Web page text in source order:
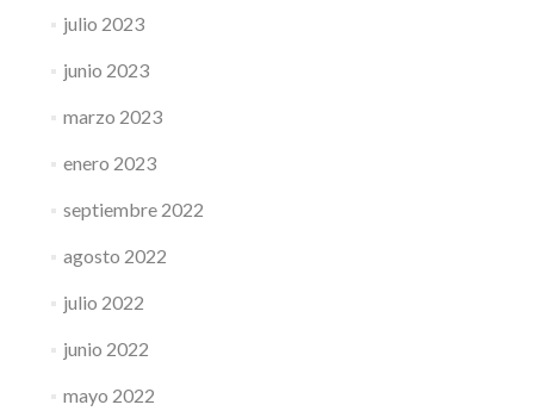
julio 2023
junio 2023
marzo 2023
enero 2023
septiembre 2022
agosto 2022
julio 2022
junio 2022
mayo 2022